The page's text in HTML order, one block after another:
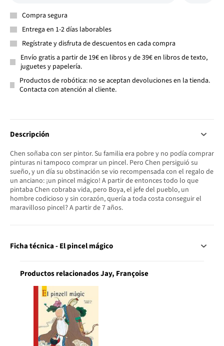
Compra segura
Entrega en 1-2 días laborables
Regístrate y disfruta de descuentos en cada compra
Envío gratis a partir de 19€ en libros y de 39€ en libros de texto,
juguetes y papelería.
Productos de robótica: no se aceptan devoluciones en la tienda.
Contacta con atención al cliente.
Descripción
Chen soñaba con ser pintor. Su familia era pobre y no podía comprar
pinturas ni tampoco comprar un pincel. Pero Chen persiguió su
sueño, y un día su obstinación se vio recompensada con el regalo de
un anciano: ¡un pincel mágico! A partir de entonces todo lo que
pintaba Chen cobraba vida, pero Boya, el jefe del pueblo, un
hombre codicioso y sin corazón, quería a toda costa conseguir el
maravilloso pincel? A partir de 7 años.
Ficha técnica - El pincel mágico
Productos relacionados Jay, Françoise